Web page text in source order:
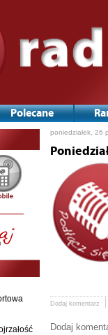
Polecane
poniedziałek, 26
Dodaj komentarz
Dodaj